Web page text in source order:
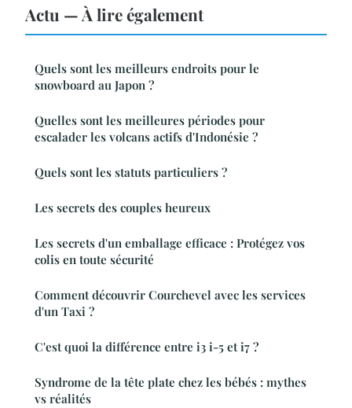
Actu — À lire également
Quels sont les meilleurs endroits pour le
snowboard au Japon ?
Quelles sont les meilleures périodes pour
escalader les volcans actifs d'Indonésie ?
Quels sont les statuts particuliers ?
Les secrets des couples heureux
Les secrets d'un emballage efficace : Protégez vos
colis en toute sécurité
Comment découvrir Courchevel avec les services
d'un Taxi ?
C'est quoi la différence entre i3 i-5 et i7 ?
Syndrome de la tête plate chez les bébés : mythes
vs réalités